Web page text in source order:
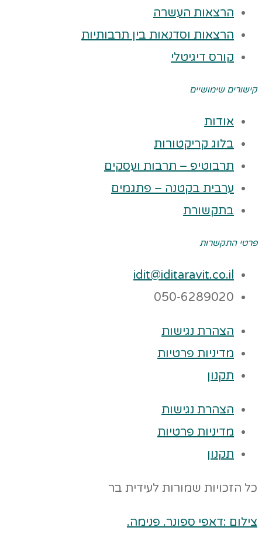
הרצאות העשרה
הרצאות וסדנאות בין תרבותיות
קורס דיגיטלי
קישורים שימושיים
אודות
בלוג קריקטורות
תרבוטיפ – תרבות ועסקים
ערבית בקטנה – פתגמים
בתקשורת
פרטי התקשרות
idit@iditaravit.co.il
050-6289020
הצהרת נגישות
מדיניות פרטיות
תקנון
הצהרת נגישות
מדיניות פרטיות
תקנון
כל הזכויות שמורות לעידית בר
צילום :דאפי ספונר. פנימה.